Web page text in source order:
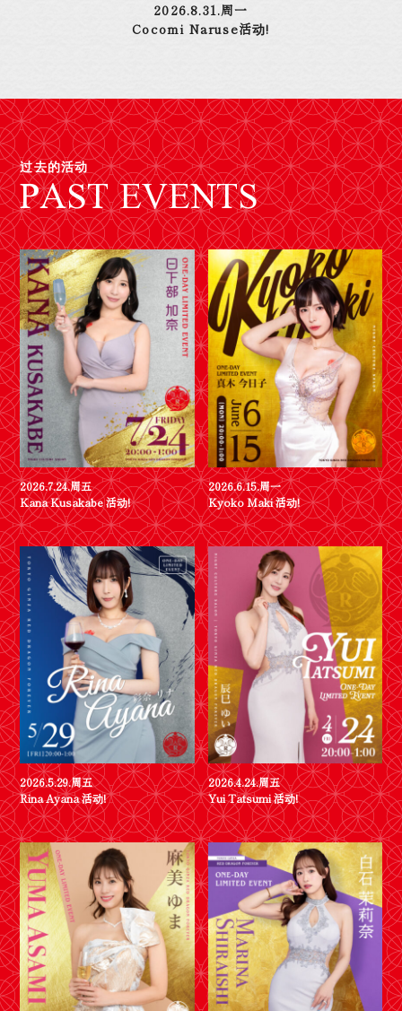
2026.8.31.周一
Cocomi Naruse活动!
过去的活动
PAST EVENTS
2026.7.24.周五
Kana Kusakabe 活动!
2026.6.15.周一
Kyoko Maki 活动!
2026.5.29.周五
Rina Ayana 活动!
2026.4.24.周五
Yui Tatsumi 活动!